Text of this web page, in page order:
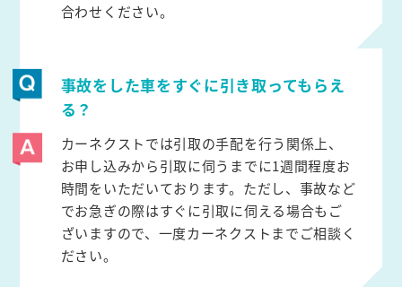
合わせください。
事故をした車をすぐに引き取ってもらえ
る？
カーネクストでは引取の手配を行う関係上、
お申し込みから引取に伺うまでに1週間程度お
時間をいただいております。ただし、事故など
でお急ぎの際はすぐに引取に伺える場合もご
ざいますので、一度カーネクストまでご相談く
ださい。